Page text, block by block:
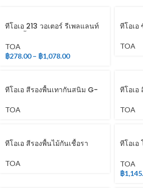
ทีโอเอ 213 วอเตอร์ รีเพลแลนท์
TOA
฿278.00 – ฿1,078.00
ทีโอเ
TOA
ทีโอเอ สีรองพื้นเทากันสนิม G-
TOA
ทีโอเอ
TOA
ทีโอเอ สีรองพื้นไม้กันเชื้อรา
TOA
ทีโอเอ
TOA
฿